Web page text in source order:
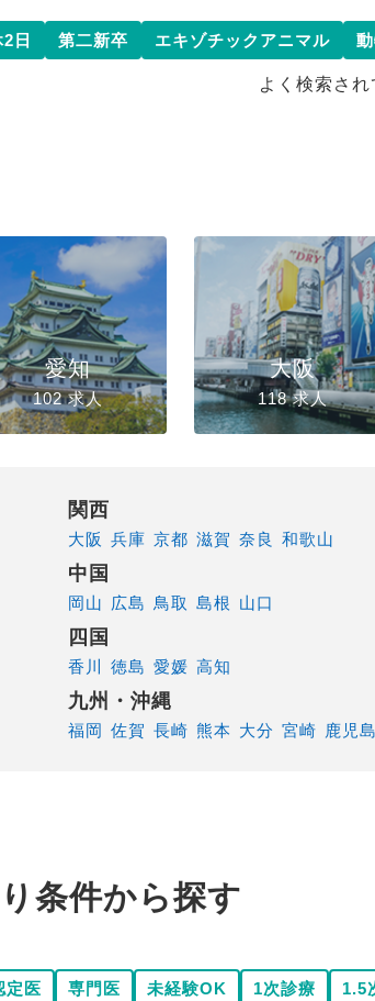
日 第二新卒 エキゾチックアニマル
よく検索さ
愛知
102 求人
大阪
118 求人
関西
大阪 兵庫 京都 滋賀 奈良 和歌山
中国
岡山 広島 鳥取 島根 山口
四国
香川 徳島 愛媛 高知
九州・沖縄
福岡 佐賀 長崎 熊本 大分 宮崎 鹿児島
条件から探す
定医 専門医 未経験OK 1次診療 1.5